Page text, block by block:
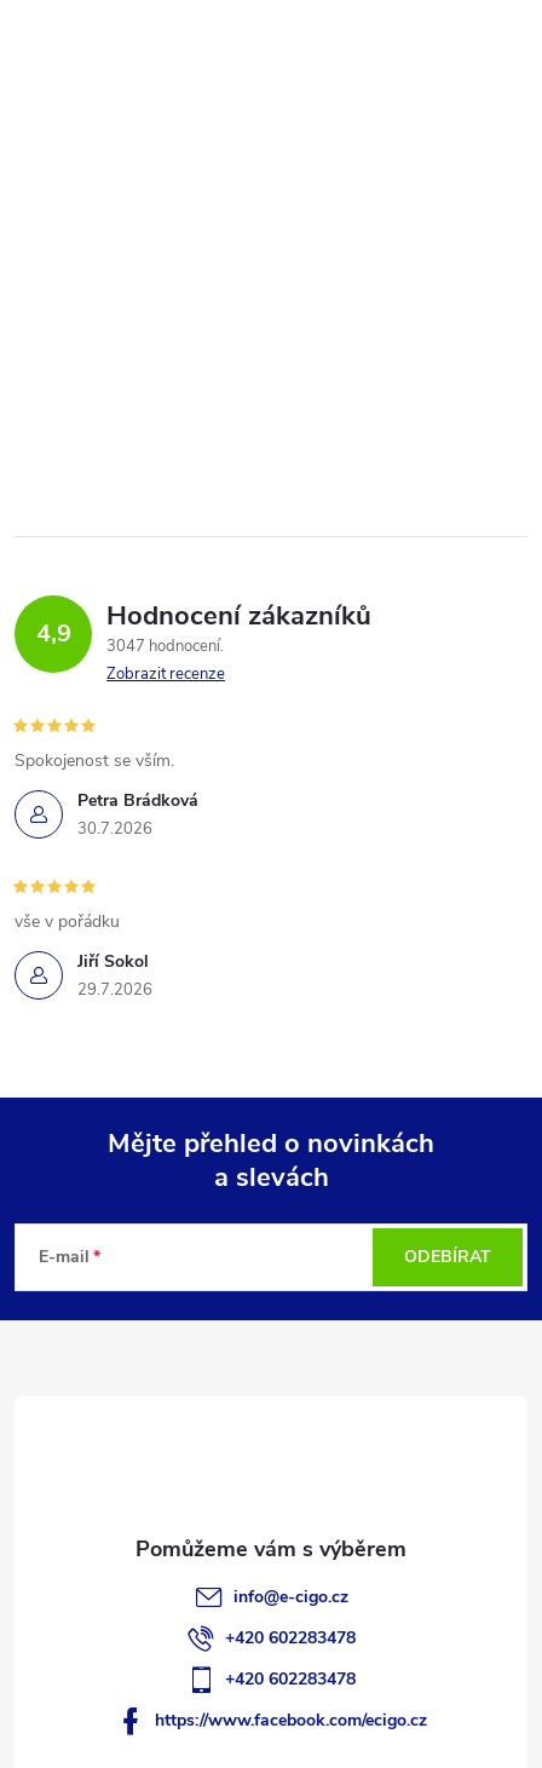
4,9 Hodnocení zákazníků
3047 hodnocení
Zobrazit recenze
Petra Brádková
30.7.2026
Spokojenost se vším.
Jiří Sokol
29.7.2026
vše v pořádku
p
Mějte přehled o novinkách
a slevách
E-mail ODEBÍRAT
info@e-cigo.cz
+420 602283478
+420 602283478
https://www.facebook.com/ecigo.cz